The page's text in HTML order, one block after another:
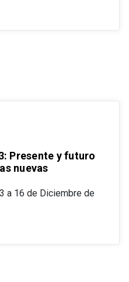
Presente y futuro
nuevas
a 16 de Diciembre de